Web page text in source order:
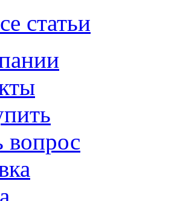
статьи
вопрос